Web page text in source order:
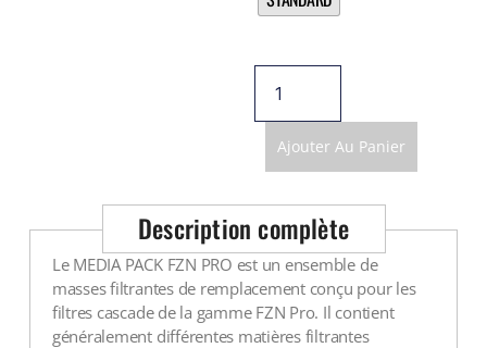
Voir tout
Ajouter Au Panier
Description complète
Le MEDIA PACK FZN PRO est un ensemble de
masses filtrantes de remplacement conçu pour les
filtres cascade de la gamme FZN Pro. Il contient
généralement différentes matières filtrantes